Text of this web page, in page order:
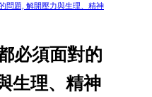
問題, 解開壓力與生理、精神
必須面對的
生理、精神